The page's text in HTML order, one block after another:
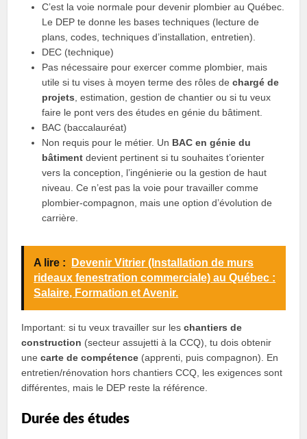
C’est la voie normale pour devenir plombier au Québec.
Le DEP te donne les bases techniques (lecture de
plans, codes, techniques d’installation, entretien).
DEC (technique)
Pas nécessaire pour exercer comme plombier, mais
utile si tu vises à moyen terme des rôles dechargé de
projets , estimation, gestion de chantier ou si tu veux
faire le pont vers des études en génie du bâtiment.
BAC (baccalauréat)
Non requis pour le métier. Un BAC en génie du
bâtiment devient pertinent si tu souhaites t’orienter
vers la conception, l’ingénierie ou la gestion de haut
niveau. Ce n’est pas la voie pour travailler comme
plombier-compagnon, mais une option d’évolution de
carrière.
A lire :
Devenir Vitrier (Installation de murs
rideaux fenestration commerciale) au Québec :
Salaire, Formation et Avenir.
Important: si tu veux travailler sur leschantiers de
construction (secteur assujetti à la CCQ), tu dois obtenir
unecarte de compétence (apprenti, puis compagnon). En
entretien/rénovation hors chantiers CCQ, les exigences sont
différentes, mais le DEP reste la référence.
Durée des études